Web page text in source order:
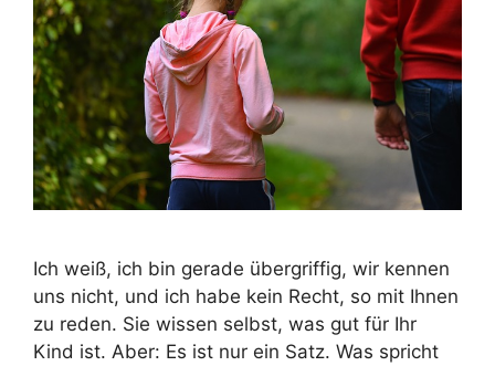
Ich weiß, ich bin gerade übergriffig, wir kennen
uns nicht, und ich habe kein Recht, so mit Ihnen
zu reden. Sie wissen selbst, was gut für Ihr
Kind ist. Aber: Es ist nur ein Satz. Was spricht